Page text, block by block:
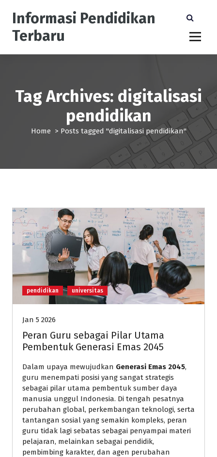
Informasi Pendidikan
Terbaru
Tag Archives: digitalisasi
pendidikan
Home > Posts tagged "digitalisasi pendidikan"
pendidikan universitas
Jan 5 2026
Peran Guru sebagai Pilar Utama
Pembentuk Generasi Emas 2045
Dalam upaya mewujudkan Generasi Emas 2045,
guru menempati posisi yang sangat strategis
sebagai pilar utama pembentuk sumber daya
manusia unggul Indonesia. Di tengah pesatnya
perubahan global, perkembangan teknologi, serta
tantangan sosial yang semakin kompleks, peran
guru tidak lagi sebatas sebagai penyampai materi
pelajaran, melainkan sebagai pendidik,
pembimbing karakter, dan agen perubahan